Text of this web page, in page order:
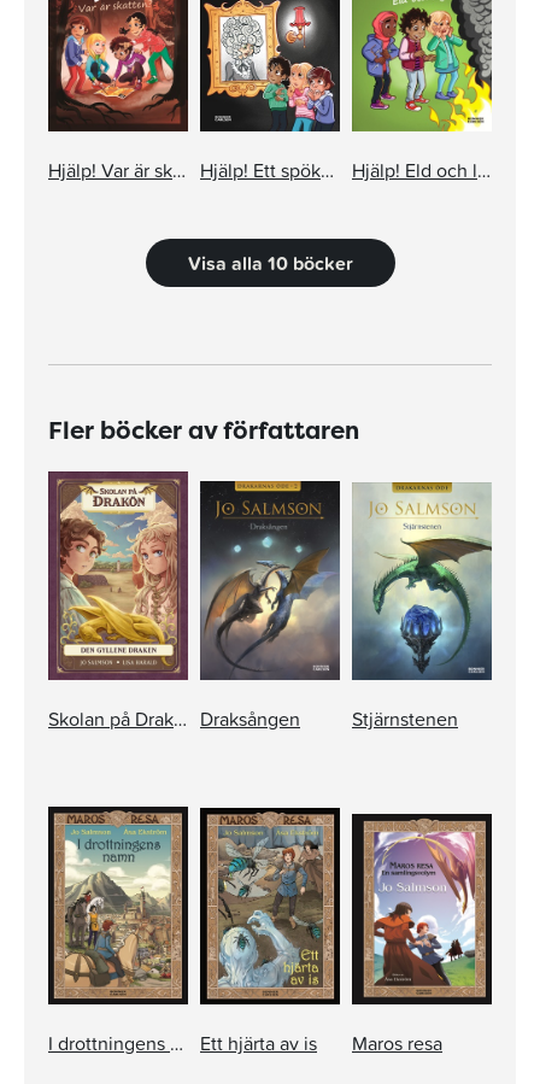
Hjälp! Var är skatten? Hjälp! Ett spökhus! Hjälp! Eld och lågor!
Visa alla 10 böcker
Fler böcker av författaren
Skolan på Drakön. Den gyllene draken Draksången Stjärnstenen
I drottningens namn Ett hjärta av is Maros resa